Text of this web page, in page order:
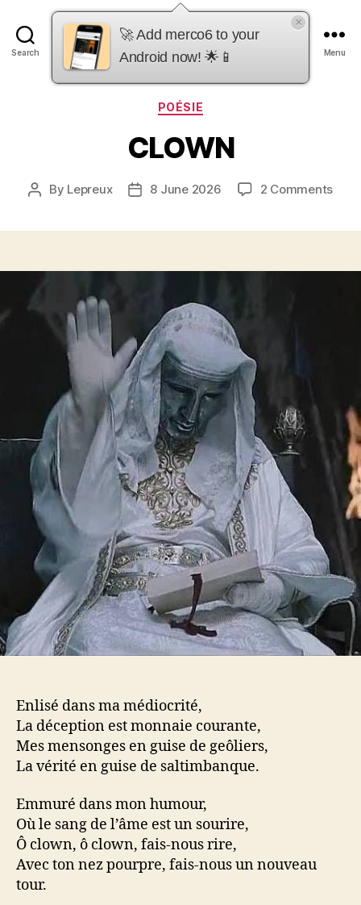
Search
merco6
Menu
Categories
POÉSIE
CLOWN
Post
By Lepreux
Post8 June 2026 2 Commentson
Enlisé dans ma médiocrité,
La déception est monnaie courante,
Mes mensonges en guise de geôliers,
La vérité en guise de saltimbanque.
Emmuré dans mon humour,
Où le sang de l’âme est un sourire,
Ô clown, ô clown, fais-nous rire,
Avec ton nez pourpre, fais-nous un nouveau
tour.
🚀 Add merco6 to your
Android now! 🌟📱
×